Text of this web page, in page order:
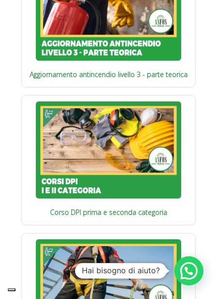
Aggiornamento antincendio livello 3 - parte teorica
Corso DPI prima e seconda categoria
Hai bisogno di aiuto?